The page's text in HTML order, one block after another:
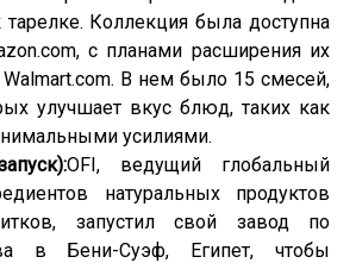
тарелке. Коллекция была доступна
с планами расширения их
В нем было 15 смесей,
улучшает вкус блюд, таких как
усилиями.
OFI, ведущий глобальный
натуральных продуктов
запустил свой завод по
в Бени-Суэф, Египет, чтобы